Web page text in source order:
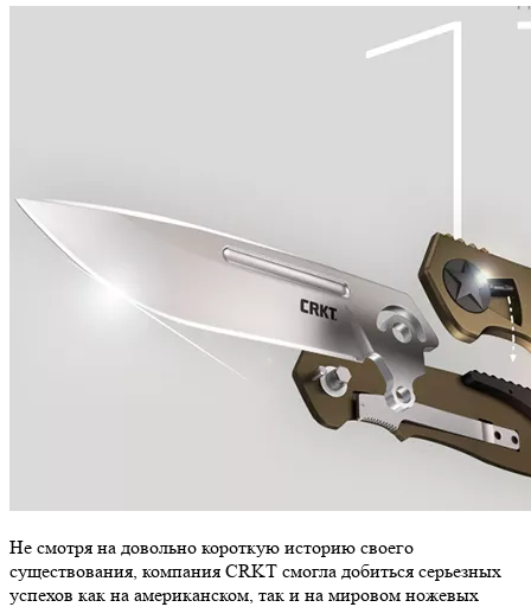
Не смотря на довольно короткую историю своего
существования, компания CRKT смогла добиться серьезных
успехов как на американском, так и на мировом ножевых